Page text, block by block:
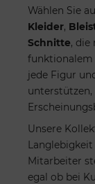
Wählen Sie
Kleider,
Schnitte, die
funktionalem
jede Figur
unterstützen,
Unsere
Mitarbeiter
egal ob bei